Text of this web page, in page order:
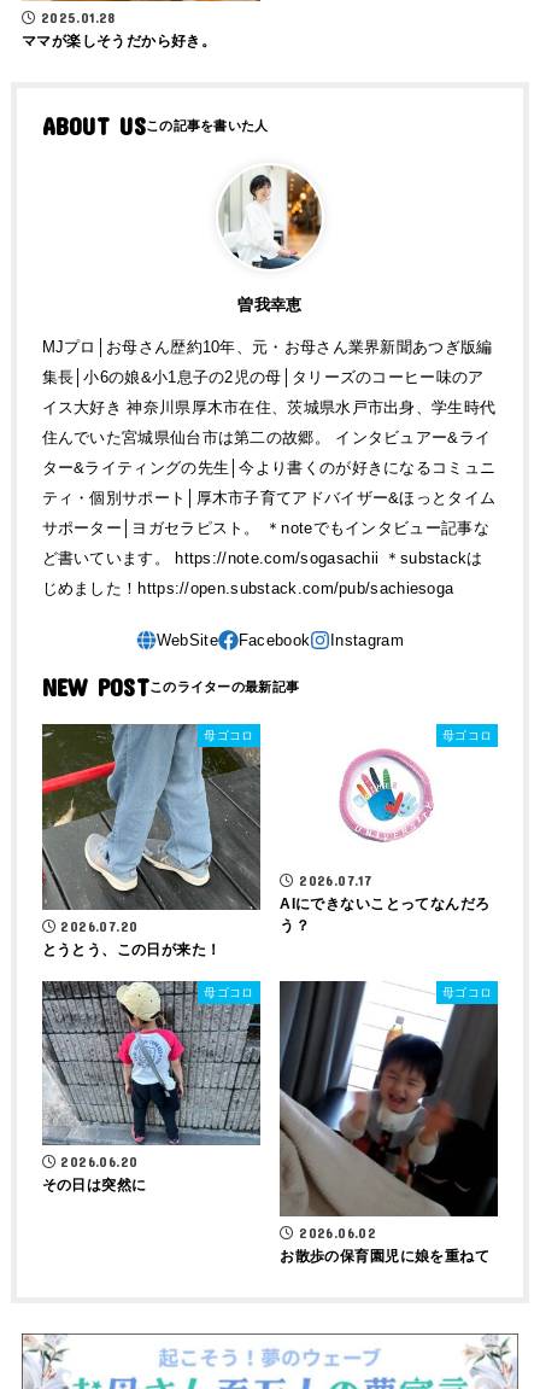
2025.01.28
ママが楽しそうだから好き。
ABOUT US
曽我幸恵
MJプロ│お母さん歴約10年、元・お母さん業界新聞あつぎ版編
集長│小6の娘&小1息子の2児の母│タリーズのコーヒー味のア
イス大好き 神奈川県厚木市在住、茨城県水戸市出身、学生時代
住んでいた宮城県仙台市は第二の故郷。 インタビュアー&ライ
ター&ライティングの先生│今より書くのが好きになるコミュニ
ティ・個別サポート│厚木市子育てアドバイザー&ほっとタイム
サポーター│ヨガセラピスト。 ＊noteでもインタビュー記事な
ど書いています。 https://note.com/sogasachii ＊substackは
じめました！https://open.substack.com/pub/sachiesoga
NEW POST
母ゴコロ
2026.07.20
とうとう、この日が来た！
母ゴコロ
2026.07.17
AIにできないことってなんだろ
う？
母ゴコロ
2026.06.20
その日は突然に
母ゴコロ
2026.06.02
お散歩の保育園児に娘を重ねて